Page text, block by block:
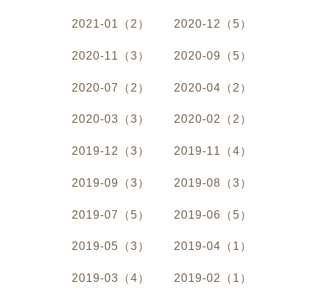
2021-01（2） 2020-12（5）
2020-11（3） 2020-09（5）
2020-07（2） 2020-04（2）
2020-03（3） 2020-02（2）
2019-12（3） 2019-11（4）
2019-09（3） 2019-08（3）
2019-07（5） 2019-06（5）
2019-05（3） 2019-04（1）
2019-03（4） 2019-02（1）